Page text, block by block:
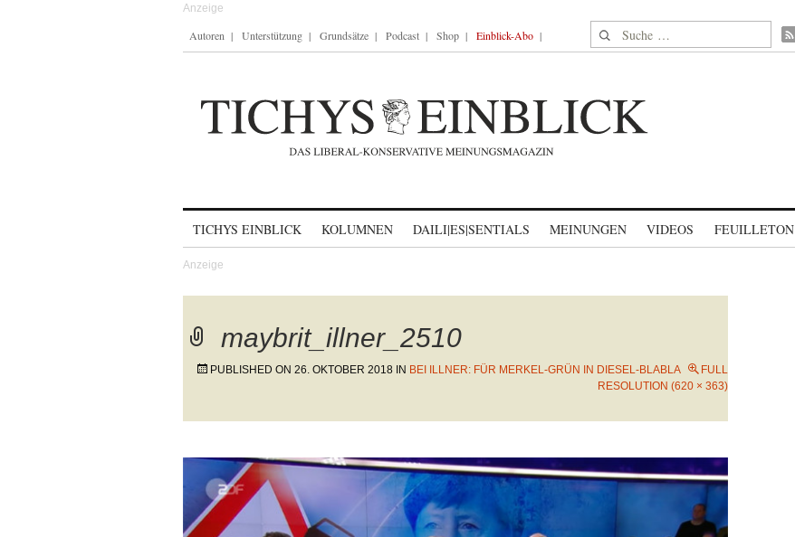
Autoren Unterstützung Grundsätze Podcast Shop Einblick-Abo Suche nach:
TICHYS EINBLICK KOLUMNEN DAILI|ES|SENTIALS MEINUNGEN VIDEOS FEUILLETON
maybrit_illner_2510
PUBLISHED ON 26. OKTOBER 2018 IN BEI ILLNER: FÜR MERKEL-GRÜN IN DIESEL-BLABLA
FULL
RESOLUTION (620 × 363)